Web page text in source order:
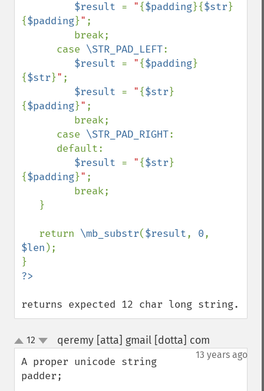
$result = "{$padding}{$str}
{$padding}" ;
      case
\STR_PAD_LEFT:
$result = "{$padding}
{$str}" ;
$result = "{$str}
{$padding}" ;
      case
\STR_PAD_RIGHT:
$result = "{$str}
{$padding}" ;
   return
\mb_substr($result, 0
$len );
returns expected 12 char long string.
up
down
12 qeremy [atta] gmail [dotta] com
13 years ago
A proper unicode string
padder;